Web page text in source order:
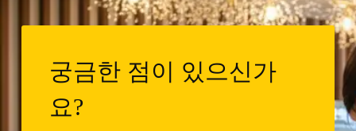
궁금한 점이 있으신가
요?